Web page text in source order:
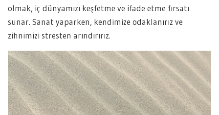
olmak, iç dünyamızı keşfetme ve ifade etme fırsatı
sunar. Sanat yaparken, kendimize odaklanırız ve
zihnimizi stresten arındırırız.